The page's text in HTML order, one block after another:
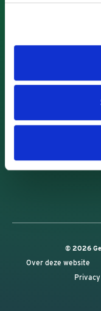
Adres
© 2026
Over deze website
Privacy